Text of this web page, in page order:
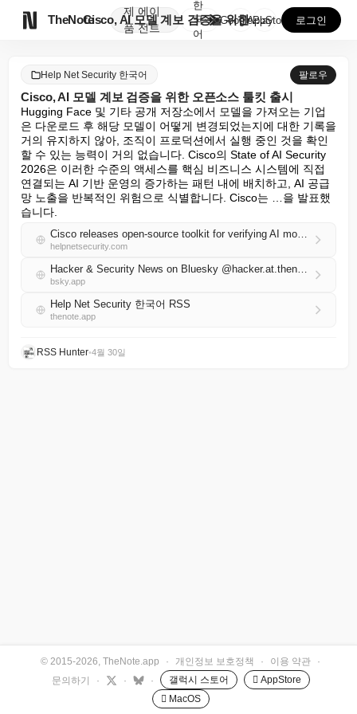
TheNote
제
품
에이
전트
Cisco, AI 모델 계보 검증을 위한 오픈소스 툴킷...
한
국
어
GooglePlay
AppStore 로그인
Help Net Security 한국어 팔로우
Cisco, AI 모델 계보 검증을 위한 오픈소스 툴킷 출시
Hugging Face 및 기타 공개 저장소에서 모델을 가져오는 기업
은 다운로드 후 해당 모델이 어떻게 변경되었는지에 대한 기록을
거의 유지하지 않아, 조직이 프로덕션에서 실행 중인 것을 확인
할 수 있는 능력이 거의 없습니다. Cisco의 State of AI Security
2026은 이러한 수준의 액세스를 핵심 비즈니스 시스템에 직접
연결되는 AI 기반 운영의 증가하는 패턴 내에 배치하고, AI 공급
망 노출을 반복적인 위험으로 식별합니다. Cisco는 …을 발표했
습니다.
Cisco releases open-source toolkit for verifying AI model lineage
helpnetsecurity.com
Hacker & Security News on Bluesky @hacker.at.thenote.app
bsky.app
Help Net Security 한국어 RSS
thenote.app
RSS Hunter•4월 30일
© 2015-2026, TheNote.app · 개인정보 보호정책 · 이용 약관
·
문의하기
· · · 갤럭시 스토어
 AppStore
 MacOS